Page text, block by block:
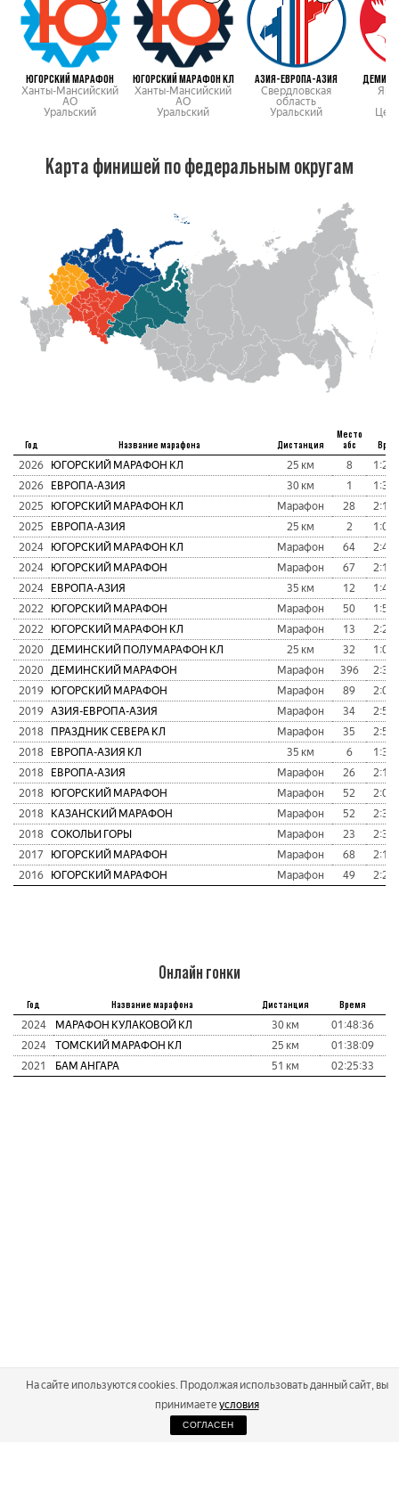
ЮГОРСКИЙ МАРАФОН
Ханты-Мансийский
АО
Уральский
ЮГОРСКИЙ МАРАФОН КЛ
Ханты-Мансийский
АО
Уральский
АЗИЯ-ЕВРОПА-АЗИЯ
Свердловская
область
Уральский
Карта финишей по федеральным округам
Год Название марафона Дистанция
Место
абс
2026 ЮГОРСКИЙ МАРАФОН КЛ 25 км 8
2026
ЕВРОПА-АЗИЯ 30 км 1
2025
ЮГОРСКИЙ МАРАФОН КЛ Марафон 28
2025
ЕВРОПА-АЗИЯ 25 км 2
2024
ЮГОРСКИЙ МАРАФОН КЛ Марафон 64
2024
ЮГОРСКИЙ МАРАФОН Марафон 67
2024
ЕВРОПА-АЗИЯ 35 км 12
2022
ЮГОРСКИЙ МАРАФОН Марафон 50
2022
ЮГОРСКИЙ МАРАФОН КЛ Марафон 13
2020 ДЕМИНСКИЙ ПОЛУМАРАФОН КЛ 25 км 32
2020 ДЕМИНСКИЙ МАРАФОН Марафон 396
2019
ЮГОРСКИЙ МАРАФОН Марафон 89
2019 АЗИЯ-ЕВРОПА-АЗИЯ Марафон 34
2018
ПРАЗДНИК СЕВЕРА КЛ Марафон 35
2018
ЕВРОПА-АЗИЯ КЛ 35 км 6
2018
ЕВРОПА-АЗИЯ Марафон 26
2018
ЮГОРСКИЙ МАРАФОН Марафон 52
2018
КАЗАНСКИЙ МАРАФОН Марафон 52
2018 СОКОЛЬИ ГОРЫ Марафон 23
2017
ЮГОРСКИЙ МАРАФОН Марафон 68
2016
ЮГОРСКИЙ МАРАФОН Марафон 49
Онлайн гонки
Год Название марафона Дистанция Время
2024 МАРАФОН КУЛАКОВОЙ КЛ 30 км
01:48:36
2024
ТОМСКИЙ МАРАФОН КЛ 25 км
01:38:09
2021
БАМ АНГАРА 51 км 02:25:33
На сайте ипользуются cookies. Продолжая использовать данный сайт, вы
принимаете условия
СОГЛАСЕН